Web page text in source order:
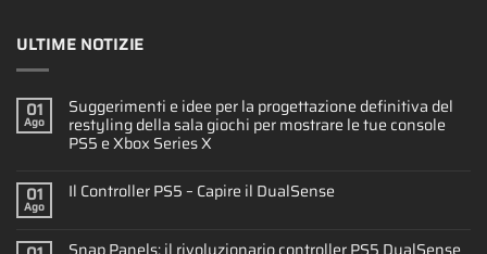
ULTIME NOTIZIE
01
Ago
Suggerimenti e idee per la progettazione definitiva del
restyling della sala giochi per mostrare le tue console
PS5 e Xbox Series X
01
Ago
Il Controller PS5 – Capire il DualSense